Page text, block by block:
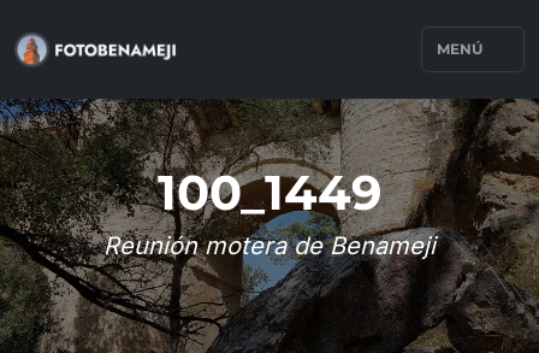
MENÚ
100_1449
Reunión motera de Benameji